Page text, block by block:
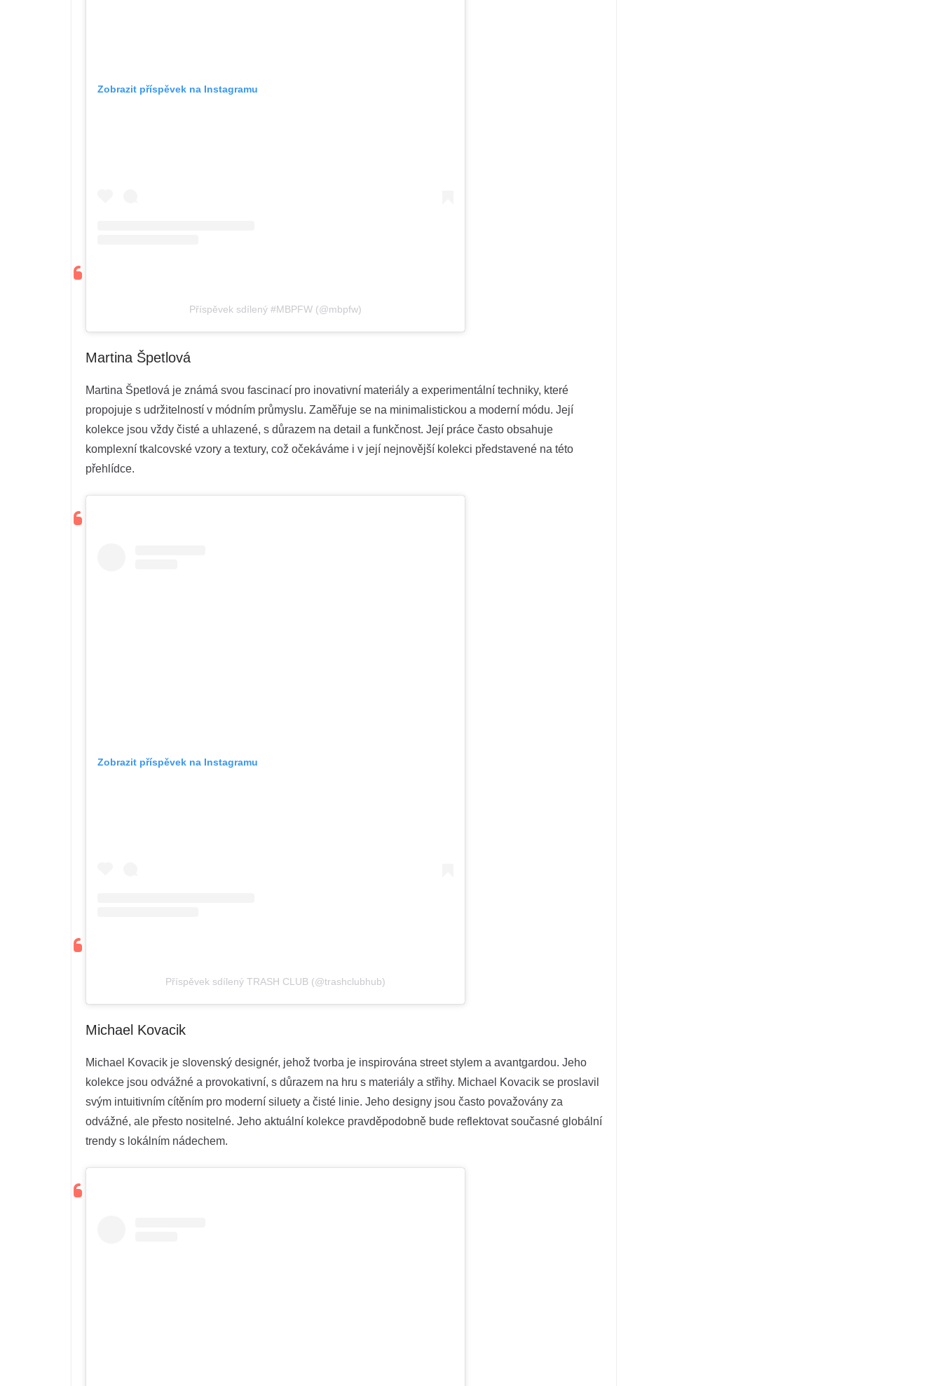
Zobrazit příspěvek na Instagramu
Příspěvek sdílený #MBPFW (@mbpfw)
Martina Špetlová
Martina Špetlová je známá svou fascinací pro inovativní materiály a experimentální techniky, které
propojuje s udržitelností v módním průmyslu. Zaměřuje se na minimalistickou a moderní módu. Její
kolekce jsou vždy čisté a uhlazené, s důrazem na detail a funkčnost. Její práce často obsahuje
komplexní tkalcovské vzory a textury, což očekáváme i v její nejnovější kolekci představené na této
přehlídce.
Zobrazit příspěvek na Instagramu
Příspěvek sdílený TRASH CLUB (@trashclubhub)
Michael Kovacik
Michael Kovacik je slovenský designér, jehož tvorba je inspirována street stylem a avantgardou. Jeho
kolekce jsou odvážné a provokativní, s důrazem na hru s materiály a střihy. Michael Kovacik se proslavil
svým intuitivním cítěním pro moderní siluety a čisté linie. Jeho designy jsou často považovány za
odvážné, ale přesto nositelné. Jeho aktuální kolekce pravděpodobně bude reflektovat současné globální
trendy s lokálním nádechem.